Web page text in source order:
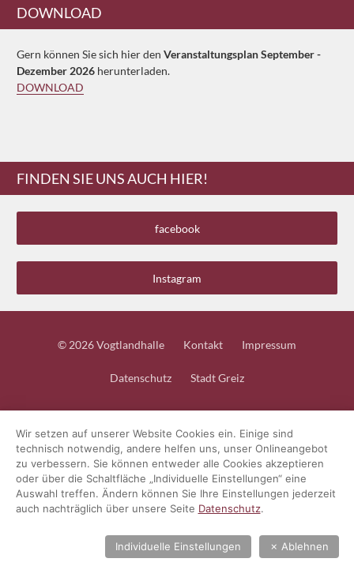
DOWNLOAD
Gern können Sie sich hier den Veranstaltungsplan September -
Dezember 2026 herunterladen.
DOWNLOAD
FINDEN SIE UNS AUCH HIER!
facebook
Instagram
© 2026 Vogtlandhalle Kontakt Impressum
Datenschutz Stadt Greiz
Wir setzen auf unserer Website Cookies ein. Einige sind
technisch notwendig, andere helfen uns, unser Onlineangebot
zu verbessern. Sie können entweder alle Cookies akzeptieren
oder über die Schaltfläche „Individuelle Einstellungen“ eine
Auswahl treffen. Ändern können Sie Ihre Einstellungen jederzeit
auch nachträglich über unsere Seite Datenschutz.
Individuelle Einstellungen ✗ Ablehnen